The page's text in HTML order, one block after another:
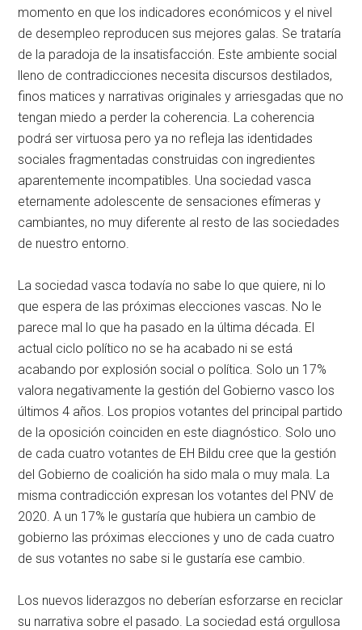
momento en que los indicadores económicos y el nivel
de desempleo reproducen sus mejores galas. Se trataría
de la paradoja de la insatisfacción. Este ambiente social
lleno de contradicciones necesita discursos destilados,
finos matices y narrativas originales y arriesgadas que no
tengan miedo a perder la coherencia. La coherencia
podrá ser virtuosa pero ya no refleja las identidades
sociales fragmentadas construidas con ingredientes
aparentemente incompatibles. Una sociedad vasca
eternamente adolescente de sensaciones efímeras y
cambiantes, no muy diferente al resto de las sociedades
de nuestro entorno.
La sociedad vasca todavía no sabe lo que quiere, ni lo
que espera de las próximas elecciones vascas. No le
parece mal lo que ha pasado en la última década. El
actual ciclo político no se ha acabado ni se está
acabando por explosión social o política. Solo un 17%
valora negativamente la gestión del Gobierno vasco los
últimos 4 años. Los propios votantes del principal partido
de la oposición coinciden en este diagnóstico. Solo uno
de cada cuatro votantes de EH Bildu cree que la gestión
del Gobierno de coalición ha sido mala o muy mala. La
misma contradicción expresan los votantes del PNV de
2020. A un 17% le gustaría que hubiera un cambio de
gobierno las próximas elecciones y uno de cada cuatro
de sus votantes no sabe si le gustaría ese cambio.
Los nuevos liderazgos no deberían esforzarse en reciclar
su narrativa sobre el pasado. La sociedad está orgullosa